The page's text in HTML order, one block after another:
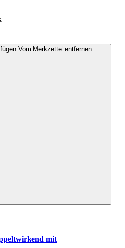
Vom Merkzettel entfernen
mit